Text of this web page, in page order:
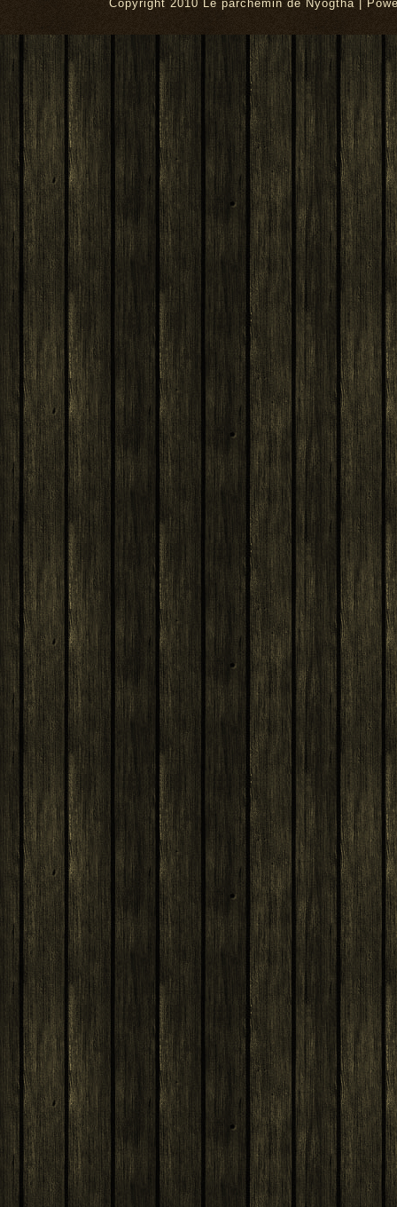
Copyright 2010 Le parchemin de Nyogtha |